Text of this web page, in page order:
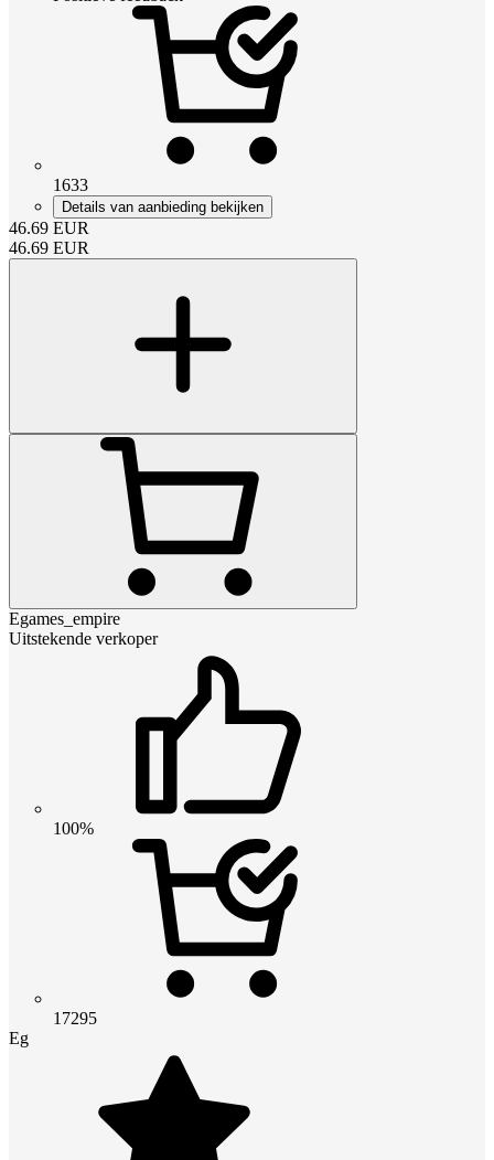
1633
Details van aanbieding bekijken
46.69 EUR
46.69 EUR
Egames_empire
Uitstekende verkoper
100%
17295
Eg